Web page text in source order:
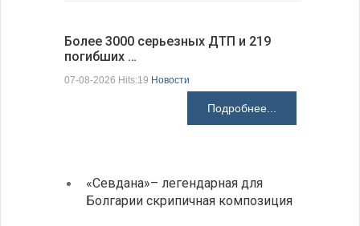
Более 3000 серьезных ДТП и 219
погибших …
07-08-2026 Hits:19 Новости
Подробнее...
«Севдана»– легендарная для
Болгарии скрипичная композиция